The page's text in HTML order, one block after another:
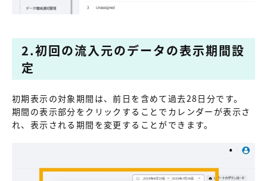
2.初回の流入元のデータの表示期間設
定
初期表示の対象期間は、前日を含めて過去28日分です。
期間の表示部分をクリックすることでカレンダーが表示さ
れ、表示される期間を変更することができます。